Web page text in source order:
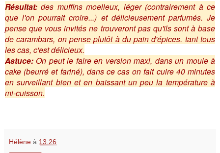
Résultat: des muffins moelleux, léger (contrairement à ce
que l'on pourrait croire...) et délicieusement parfumés. Je
pense que vous invités ne trouveront pas qu'ils sont à base
de carambars, on pense plutôt à du pain d'épices. tant tous
les cas, c'est délicieux.
Astuce: On peut le faire en version maxi, dans un moule à
cake (beurré et fariné), dans ce cas on fait cuire 40 minutes
en surveillant bien et en baissant un peu la température à
mi-cuisson.
Hélène à 13:26